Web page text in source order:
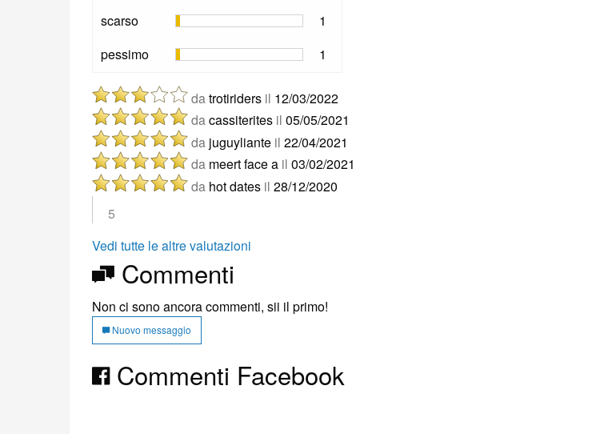
scarso
1
pessimo
1
da trotiriders il 12/03/2022
dacassiterites il 05/05/2021
da juguyliante il 22/04/2021
da meert face a il 03/02/2021
da hot dates il 28/12/2020
5
Vedi tutte le altre valutazioni
Commenti
Non ci sono ancora commenti, sii il primo!
Nuovo messaggio
Commenti Facebook